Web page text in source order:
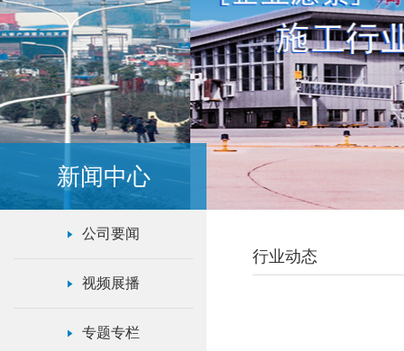
新闻中心
公司要闻
视频展播
专题专栏
行业动态